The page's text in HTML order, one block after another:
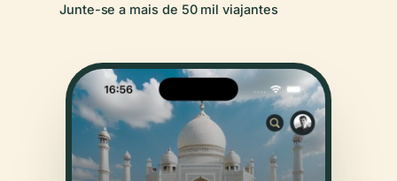
Junte-se a mais de 50 mil viajantes